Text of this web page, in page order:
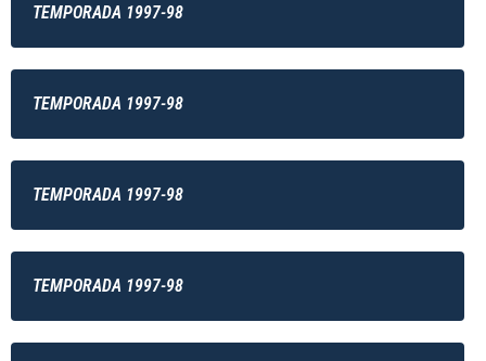
TEMPORADA 1997-98
TEMPORADA 1997-98
TEMPORADA 1997-98
TEMPORADA 1997-98